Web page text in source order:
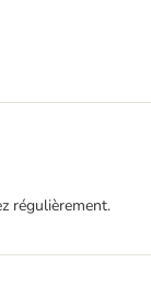
régulièrement.